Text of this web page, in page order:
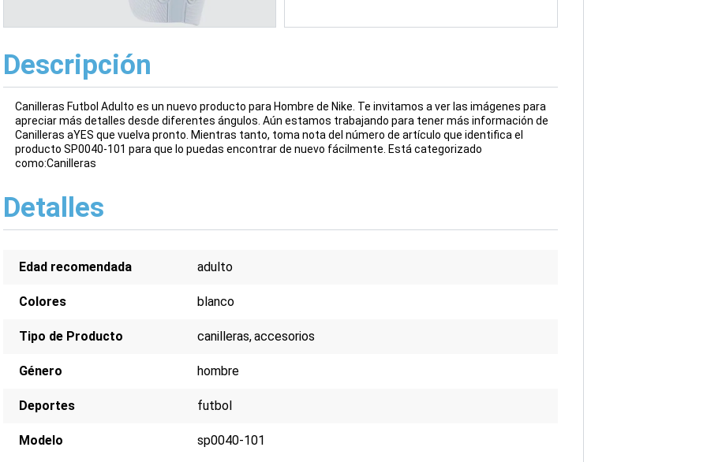
Descripción
Canilleras Futbol Adulto es un nuevo producto para Hombre de Nike. Te invitamos a ver las imágenes para
apreciar más detalles desde diferentes ángulos. Aún estamos trabajando para tener más información de
Canilleras aYES que vuelva pronto. Mientras tanto, toma nota del número de artículo que identifica el
producto SP0040-101 para que lo puedas encontrar de nuevo fácilmente. Está categorizado
como:Canilleras
Detalles
Edad recomendada adulto
Colores blanco
Tipo de Producto canilleras accesorios
Género hombre
Deportes futbol
Modelo sp0040-101